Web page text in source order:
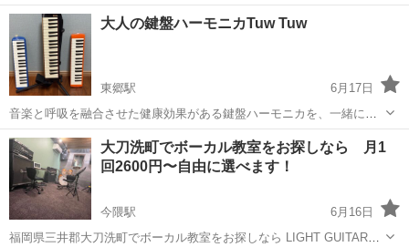
当スクールは、全国で個人教室を運営しております。 講師は適正な面
接や試験を行い採用し、受講しやすいレッスンプラン・価格設定を設
け、個人...
福岡 北九州市 戸畑駅
大人の鍵盤ハーモニカTuw Tuw
東郷駅
6月17日
音楽と呼吸を融合させた健康効果がある鍵盤ハーモニカを、一緒に楽
しんでみませんか？ 鍵盤楽器経験無し、楽譜読めないでも大丈夫で
す。 ご自宅に鍵盤ハーモニカをお持ちであれば、持ってきて下さい。
お持ちでない方は、数に限りがあります...
福岡 宗像市 東郷駅 その他 鍵盤ハーモニカ
大刀洗町でボーカル教室をお探しなら 月1
回2600円〜自由に選べます！
今隈駅
6月16日
福岡県三井郡大刀洗町でボーカル教室をお探しなら LIGHT GUITAR